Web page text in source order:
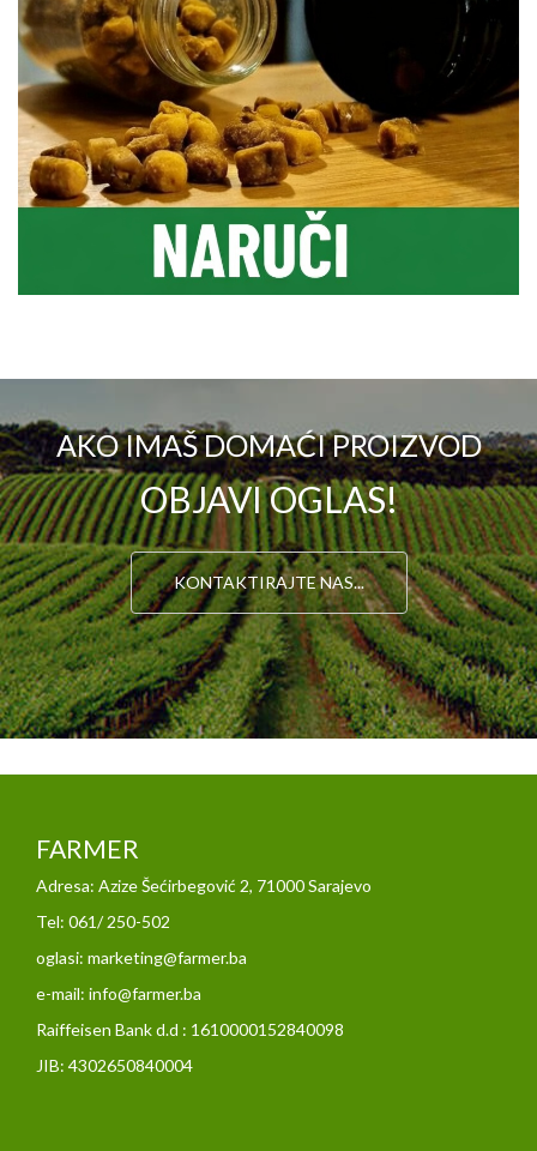
AKO IMAŠ DOMAĆI PROIZVOD
OBJAVI OGLAS!
KONTAKTIRAJTE NAS...
FARMER
Adresa: Azize Šećirbegović 2, 71000 Sarajevo
Tel: 061/ 250-502
oglasi: marketing@farmer.ba
e-mail: info@farmer.ba
Raiffeisen Bank d.d : 1610000152840098
JIB: 4302650840004